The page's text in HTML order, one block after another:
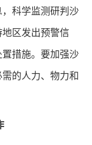
科学监测研判沙
区发出预警信
措施。要加强沙
的人力、物力和